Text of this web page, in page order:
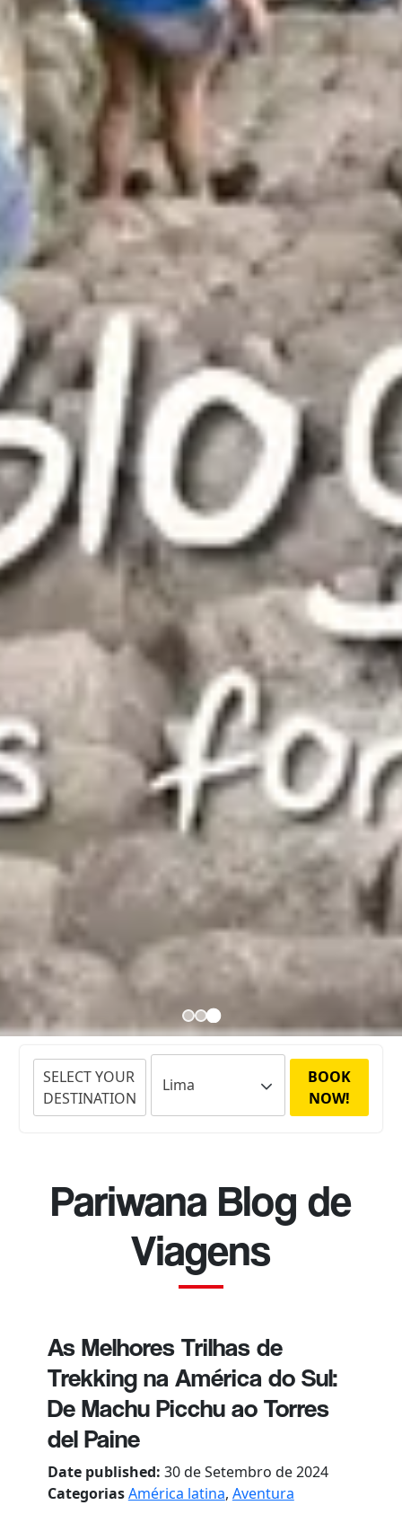
SELECT YOUR
DESTINATION
BOOK
NOW!
Pariwana Blog de
Viagens
As Melhores Trilhas de
Trekking na América do Sul:
De Machu Picchu ao Torres
del Paine
Date published: 30 de Setembro de 2024
CategoriasAmérica latina, Aventura